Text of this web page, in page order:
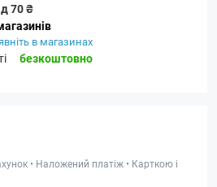
70 ₴
в магазинах
безкоштовно
• Наложений платіж • Карткою і